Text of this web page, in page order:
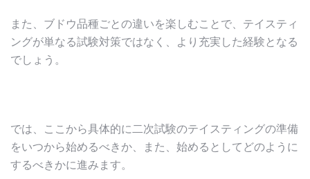
また、ブドウ品種ごとの違いを楽しむことで、テイスティ
ングが単なる試験対策ではなく、より充実した経験となる
でしょう。
では、ここから具体的に二次試験のテイスティングの準備
をいつから始めるべきか、また、始めるとしてどのように
するべきかに進みます。